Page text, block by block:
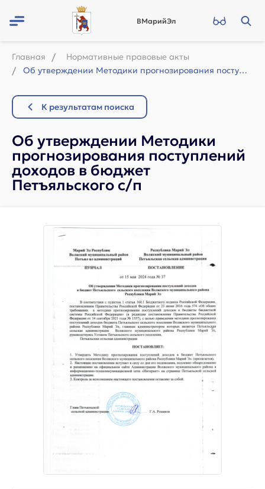
ВМарийЭл
Главная
Нормативные правовые акты
Об утверждении Методики прогнозирования поступлений доходов в бюджет Петъяльског...
К результатам поиска
Об утверждении Методики
прогнозирования поступлений
доходов в бюджет
Петъяльского с/п